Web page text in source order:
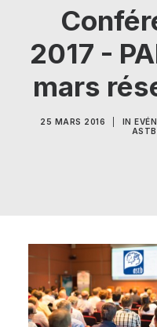
VIVRE AVEC LA STB
SOUTENIR L’ASTB
EVENEMENTS /
FAIRE UN DON
2017 -
mars
25 MARS 2016 IN